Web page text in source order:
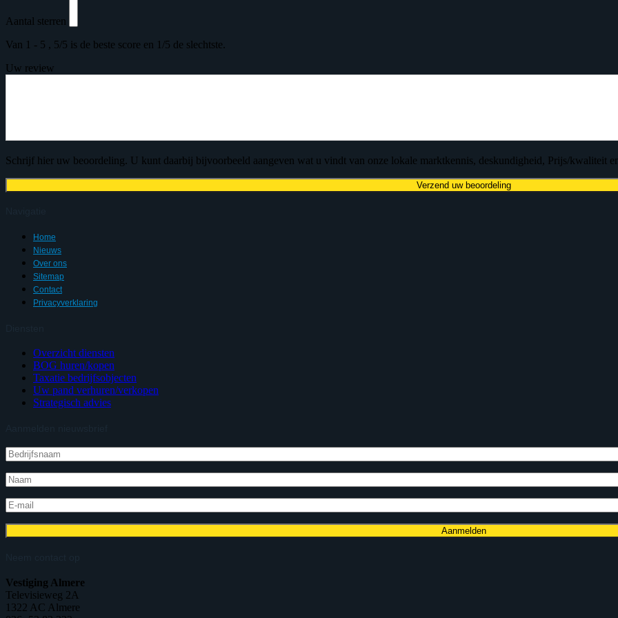
Aantal sterren
Van 1 - 5 , 5/5 is de beste score en 1/5 de slechtste.
Uw review
Schrijf hier uw beoordeling. U kunt daarbij bijvoorbeeld aangeven wat u vindt van onze lokale marktkennis, deskundigheid, Prijs/kwaliteit
Home
Nieuws
Over ons
Sitemap
Contact
Privacyverklaring
Overzicht diensten
BOG huren/kopen
Taxatie bedrijfsobjecten
Uw pand verhuren/verkopen
Strategisch advies
Vestiging Almere
Televisieweg 2A
1322 AC Almere